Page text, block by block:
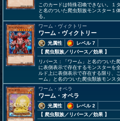
このカードは特殊召喚できない。１
と名のついた爬虫類族モンスター１
る。
ワーム・ヴィクトリー
ワーム・ヴィクトリー
光属性
レベル 7
【 爬虫類族／リバース／効果 】
リバース：「ワーム」と名のついた
に表側表示で存在するモンスターを
ルド上に表側表示で存在する限り、
ーム」と名のついた爬虫類族モンス
ワーム・オペラ
ワーム・オペラ
光属性
レベル 2
【 爬虫類族／リバース／効果 】